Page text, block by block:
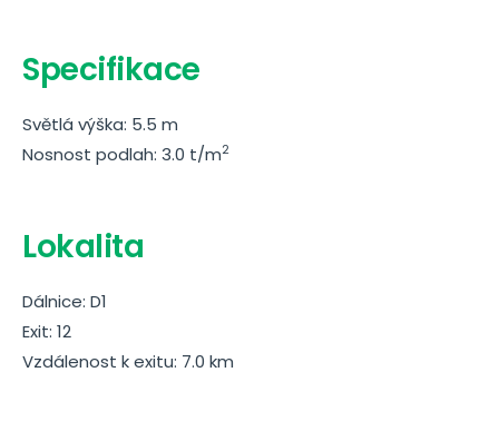
Specifikace
Světlá výška: 5.5 m
Nosnost podlah: 3.0 t/m2
Lokalita
Dálnice: D1
Exit: 12
Vzdálenost k exitu: 7.0 km